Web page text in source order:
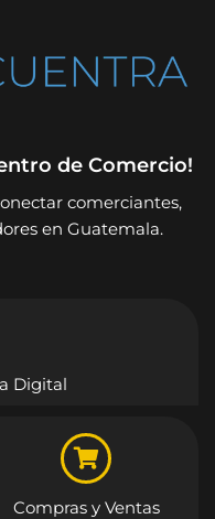
de Comercio!
comerciantes,
en Guatemala.
Digital
Compras y Ventas